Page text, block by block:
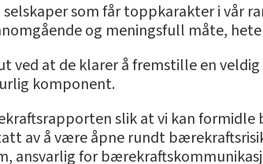
som får toppkarakter i vår
og meningsfull måte,
ved at de klarer å fremstille en
komponent.
slik at vi kan
av å være åpne rundt
ansvarlig for